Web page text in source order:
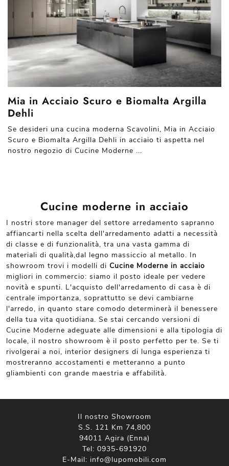
Mia in Acciaio Scuro e Biomalta Argilla
Dehli
Se desideri una cucina moderna Scavolini, Mia in Acciaio
Scuro e Biomalta Argilla Dehli in acciaio ti aspetta nel
nostro negozio di Cucine Moderne ...
Cucine moderne in acciaio
I nostri store manager del settore arredamento sapranno
affiancarti nella scelta dell'arredamento adatti a necessità
di classe e di funzionalità, tra una vasta gamma di
materiali di qualità,dal legno massiccio al metallo. In
showroom trovi i modelli di Cucine Moderne in acciaio
migliori in commercio: siamo il posto ideale per vedere
novità e spunti. L'acquisto dell'arredamento di casa è di
centrale importanza, soprattutto se devi cambiarne
l'arredo, in quanto stare comodo determinerà il benessere
della tua vita quotidiana. Se stai cercando versioni di
Cucine Moderne adeguate alle dimensioni e alla tipologia di
locale, il nostro showroom è il posto perfetto per te. Se ti
rivolgerai a noi, interior designers di lunga esperienza ti
mostreranno accostamenti e metteranno a punto
gliambienti con grande maestria e affabilità.
Il nostro Showroom
S.S. 121 Km 74,800
94011 Agira (Enna)
Tel: 0935-691920
E-Mail: info@lupomobili.com